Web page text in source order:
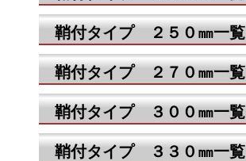
鞘付タイプ ２５０㎜一覧
鞘付タイプ ２７０㎜一覧
鞘付タイプ ３００㎜一覧
鞘付タイプ ３３０㎜一覧